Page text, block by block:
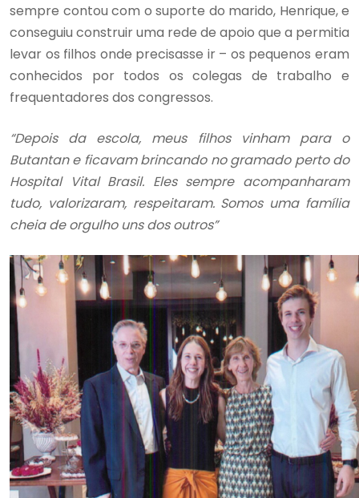
sempre contou com o suporte do marido, Henrique, e
conseguiu construir uma rede de apoio que a permitia
levar os filhos onde precisasse ir – os pequenos eram
conhecidos por todos os colegas de trabalho e
frequentadores dos congressos.
“Depois da escola, meus filhos vinham para o
Butantan e ficavam brincando no gramado perto do
Hospital Vital Brasil. Eles sempre acompanharam
tudo, valorizaram, respeitaram. Somos uma família
cheia de orgulho uns dos outros”